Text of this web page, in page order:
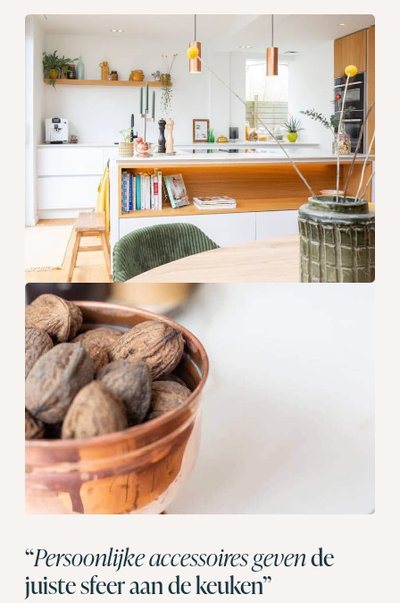
“Persoonlijke accessoires gevende
juiste sfeer aan de keuken”